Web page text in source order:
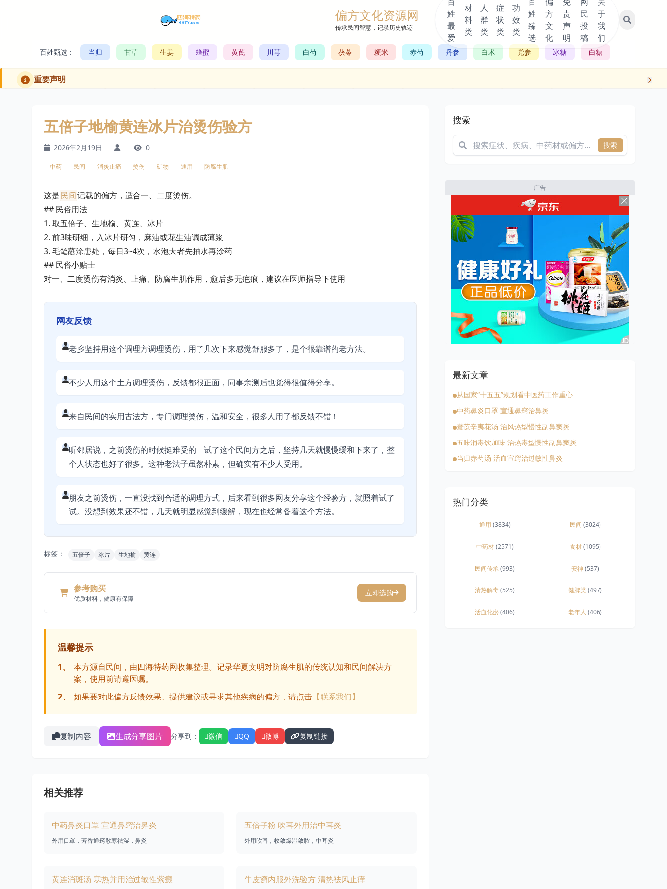
偏方文化资源网
传承民间智慧，记录历史轨迹
姓
最
爱
材
料
类
人
群
类
症
状
类
功
效
类
姓
臻
选
方
文
化
责
声
明
民
投
稿
于
我
们
百姓甄选： 当归 甘草 生姜 蜂蜜 黄芪 川芎 白芍 茯苓 粳米 赤芍 丹参 白术 党参 冰糖 白糖
重要声明
五倍子地榆黄连冰片治烫伤验方
2026年2月19日 0
中药 民间 消炎止痛 烫伤 矿物 通用 防腐生肌
这是民间记载的偏方，适合一、二度烫伤。
## 民俗用法
1. 取五倍子、生地榆、黄连、冰片
2. 前3味研细，入冰片研匀，麻油或花生油调成薄浆
3. 毛笔蘸涂患处，每日3~4次，水泡大者先抽水再涂药
## 民俗小贴士
对一、二度烫伤有消炎、止痛、防腐生肌作用，愈后多无疤痕，建议在医师指导下使用
网友反馈
老乡坚持用这个调理方调理烫伤，用了几次下来感觉舒服多了，是个很靠谱的老方法。
不少人用这个土方调理烫伤，反馈都很正面，同事亲测后也觉得很值得分享。
来自民间的实用古法方，专门调理烫伤，温和安全，很多人用了都反馈不错！
听邻居说，之前烫伤的时候挺难受的，试了这个民间方之后，坚持几天就慢慢缓和下来了，整
个人状态也好了很多。这种老法子虽然朴素，但确实有不少人受用。
朋友之前烫伤，一直没找到合适的调理方式，后来看到很多网友分享这个经验方，就照着试了
试。没想到效果还不错，几天就明显感觉到缓解，现在也经常备着这个方法。
标签： 五倍子 冰片 生地榆 黄连
参考购买
优质材料，健康有保障
立即选购
温馨提示
1、
本方源自民间，由四海特药网收集整理。记录华夏文明对防腐生肌的传统认知和民间解决方
案，使用前请遵医嘱。
2、
如果要对此偏方反馈效果、提供建议或寻求其他疾病的偏方，请点击 【联系我们】
复制内容 生成分享图片 分享到： 微信 QQ 微博 复制链接
相关推荐
中药鼻炎口罩 宣通鼻窍治鼻炎
外用口罩，芳香通窍散寒祛湿，鼻炎
五倍子粉 吹耳外用治中耳炎
外用吹耳，收敛燥湿敛脓，中耳炎
黄连消斑汤 寒热并用治过敏性紫癜 牛皮癣内服外洗验方 清热祛风止痒
搜索
搜索
广告
最新文章
从国家“十五五”规划看中医药工作重心
中药鼻炎口罩 宣通鼻窍治鼻炎
薏苡辛夷花汤 治风热型慢性副鼻窦炎
五味消毒饮加味 治热毒型慢性副鼻窦炎
当归赤芍汤 活血宣窍治过敏性鼻炎
热门分类
通用 (3834) 民间 (3024)
中药材(2571) 食材(1095)
民间传承(993) 安神(537)
清热解毒(525) 健脾类(497)
活血化瘀(406) 老年人 (406)